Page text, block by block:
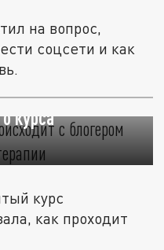
на вопрос,
соцсети и как
с
курса
курс
как проходит